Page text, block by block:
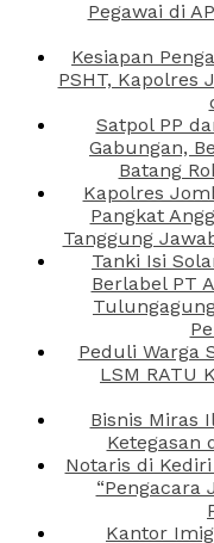
Pegawai di
Kesiapan
PSHT, Kapolres
Satpol PP
Gabungan,
Batang
Kapolres
Pangkat
Tanggung
Tanki Isi
Berlabel PT
Peduli Warga
LSM RATU
Bisnis Miras
Ketegasan
Notaris di
“Pengacara
Kantor